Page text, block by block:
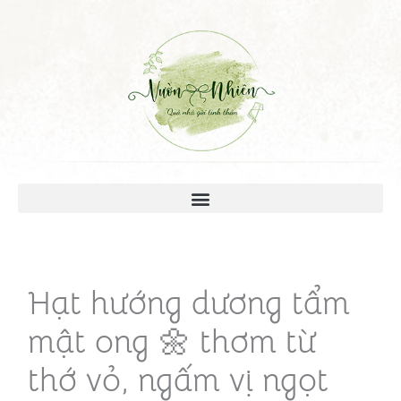
Hạt hướng dương tẩm
mật ong 🌼 thơm từ
thớ vỏ, ngấm vị ngọt